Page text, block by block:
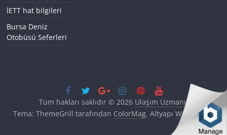
İETT hat bilgileri
Bursa Deniz
Otobüsü Seferleri
Tüm hakları saklıdır © 2026 Ulaşım Uzmanı.
Tema: ThemeGrill tarafından ColorMag. Altyapı WordPress.